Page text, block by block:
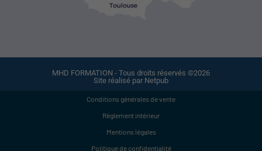
MHD FORMATION - Tous droits réservés ©2026
Site réalisé par Netpub
Conditions générales de vente
Règlement intérieur
Mentions légales
Politique de confidentialité